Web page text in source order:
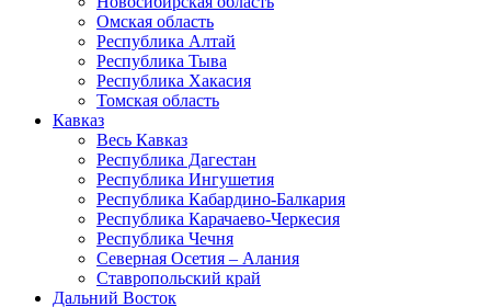
Омская область
Республика Алтай
Республика Тыва
Республика Хакасия
Томская область
Кавказ
Весь Кавказ
Республика Дагестан
Республика Ингушетия
Республика Кабардино-Балкария
Республика Карачаево-Черкесия
Республика Чечня
Северная Осетия – Алания
Ставропольский край
Дальний Восток